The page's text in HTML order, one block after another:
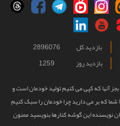
بازدید کل
2896076
بازدید روز 1259
آنها که کپی می کنیم تولید خودمان است و
شما که بر می دارید چرا خودمان را سبک کنیم
نویسنده این گوشه کنارها بنویسید ممنون